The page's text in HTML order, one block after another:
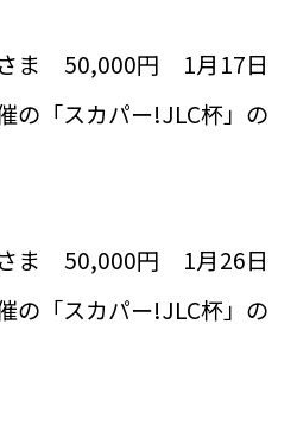
ま 50,000円 1月17日
の「スカパー!JLC杯」の
ま 50,000円 1月26日
の「スカパー!JLC杯」の